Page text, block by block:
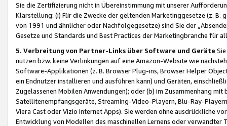
Sie die Zertifizierung nicht in Übereinstimmung mit unserer
Klarstellung: (i) Für die Zwecke der geltenden Marketinggesetze (z. B.
von 1991 und ähnlicher oder Nachfolgegesetze) sind Sie der
Gesetze und Standards und Best Practices der Marketingbranche für
5. Verbreitung von Partner-Links über Software und Geräte
nutzen bzw. keine Verlinkungen auf eine Amazon-Website wie
Software-Applikationen (z. B. Browser Plug-ins, Browser Helper
ein Endnutzer installieren und ausführen kann) und Geräten,
Zugelassenen Mobilen Anwendungen); oder (b) im Zusammenhang
Satellitenempfangsgeräte, Streaming-Video-Playern, Blu-Ray-
Viera Cast oder Vizio Internet Apps). Sie werden ohne ausdrückliche
Entwicklung von Modellen des maschinellen Lernens oder